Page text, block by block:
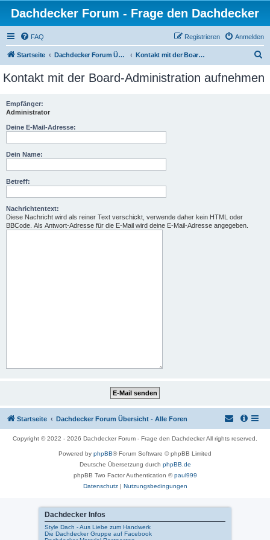
Dachdecker Forum - Frage den Dachdecker
FAQ Anmelden
Registrieren
Startseite Dachdecker Forum Übersicht - Alle Foren Kontakt mit der Board-Administration aufnehmen
c
Kontakt mit der Board-Administration aufnehmen
Empfänger:
Administrator
Deine E-Mail-Adresse:
Dein Name:
Betreff:
Nachrichtentext:
Diese Nachricht wird als reiner Text verschickt, verwende daher kein HTML oder
BBCode. Als Antwort-Adresse für die E-Mail wird deine E-Mail-Adresse angegeben.
Startseite Dachdecker Forum Übersicht - Alle Foren
Copyright © 2022 - 2026 Dachdecker Forum - Frage den Dachdecker All rights reserved.
Powered by phpBB® Forum Software © phpBB Limited
Deutsche Übersetzung durch phpBB.de
phpBB Two Factor Authentication ©paul999
Datenschutz| Nutzungsbedingungen
Dachdecker Infos
Style Dach - Aus Liebe zum Handwerk
Die Dachdecker Gruppe auf Facebook